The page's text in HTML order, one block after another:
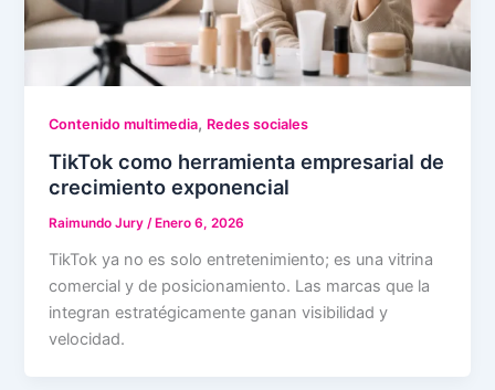
Contenido multimedia, Redes sociales
TikTok como herramienta empresarial de
crecimiento exponencial
Raimundo Jury/ Enero 6, 2026
TikTok ya no es solo entretenimiento; es una vitrina
comercial y de posicionamiento. Las marcas que la
integran estratégicamente ganan visibilidad y
velocidad.